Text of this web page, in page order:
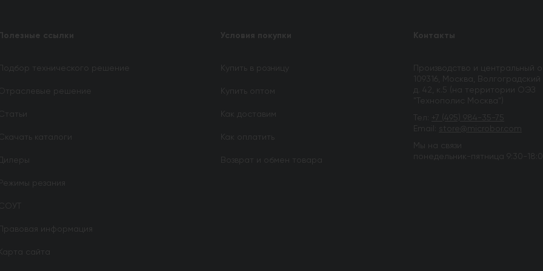
ссылки
технического решение
решение
каталоги
резания
информация
сайта
Условия покупки
Купить в розницу
Купить оптом
Как доставим
Как оплатить
Возврат и обмен товара
Контакты
Производство и центральный
109316, Москва, Волгоградский
д. 42, к.5 (на территории ОЭЗ
"Технополис Москва")
Тел:
+7 (495) 984-35-75
Email:
store@microbor.com
Мы на связи
понедельник-пятница 9:30-